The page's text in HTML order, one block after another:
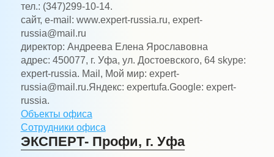
тел.: (347)299-10-14.
сайт, e-mail: www.expert-russia.ru, expert-
russia@mail.ru
директор: Андреева Елена Ярославовна
адрес: 450077, г. Уфа, ул. Достоевского, 64 skype:
expert-russia. Mail, Мой мир: expert-
russia@mail.ru.Яндекс: expertufa.Google: expert-
russia.
Объекты офиса
Сотрудники офиса
ЭКСПЕРТ- Профи, г. Уфа